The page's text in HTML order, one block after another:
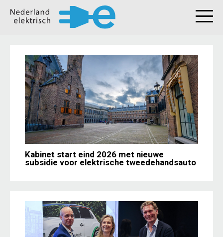
Kabinet start eind 2026 met nieuwe
subsidie voor elektrische tweedehandsauto